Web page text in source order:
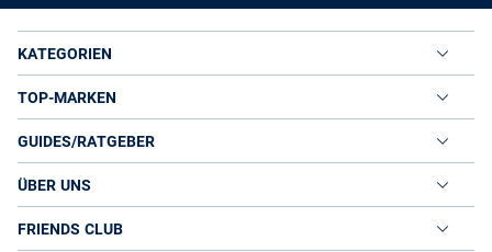
KATEGORIEN
TOP-MARKEN
GUIDES/RATGEBER
ÜBER UNS
FRIENDS CLUB